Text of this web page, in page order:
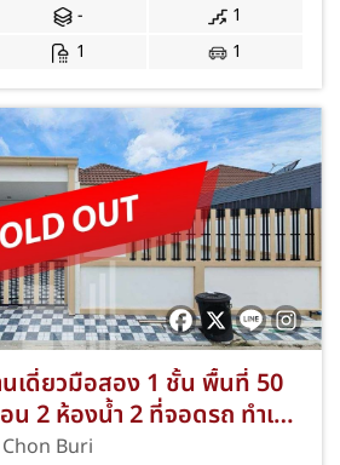
-
1
1 1
เดี่ยวมือสอง 1 ชั้น พื้นที่ 50
น 2 ห้องน้ำ 2 ที่จอดรถ ทำเล
ร้อมฟรีค่าโอนและค่าจดจำ
Buri